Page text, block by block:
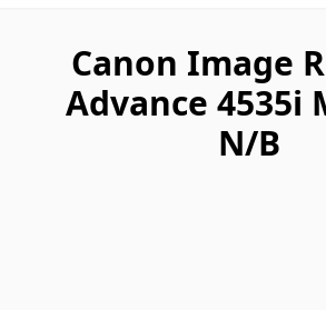
Canon Image
Advance 4535i
N/B